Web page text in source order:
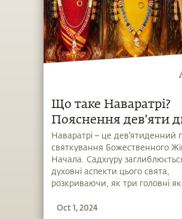
Що таке Наваратрі?
Пояснення дев'яти
Наваратрі
Наваратрі – це дев'ятиденний
святкування Божественного
Начала. Садхґуру
духовні аспекти цього свята,
розкриваючи, як три головні
дев'яти днів.
Oct 1, 2024